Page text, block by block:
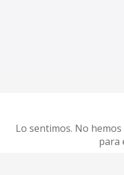
Lo sentimos. No
para